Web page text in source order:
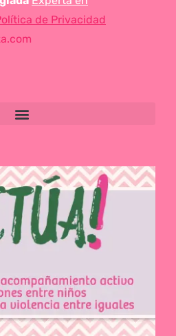
de Privacidad